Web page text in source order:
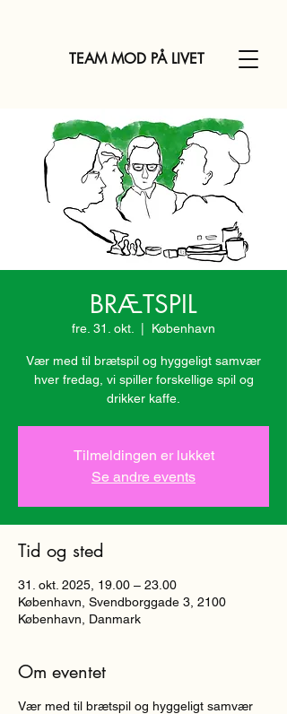
TEAM MOD PÅ LIVET
BRÆTSPIL
fre. 31. okt. København
Vær med til brætspil og hyggeligt samvær
hver fredag, vi spiller forskellige spil og
drikker kaffe.
Tilmeldingen er lukket
Se andre events
Tid og sted
31. okt. 2025, 19.00 – 23.00
København, Svendborggade 3, 2100
København, Danmark
Om eventet
Vær med til brætspil og hyggeligt samvær